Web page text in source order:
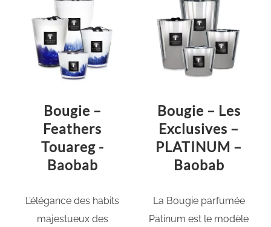
Bougie –
Feathers
Touareg -
Baobab
L’élégance des habits
majestueux des
Bougie – Les
Exclusives –
PLATINUM –
Baobab
La Bougie parfumée
Patinum est le modèle